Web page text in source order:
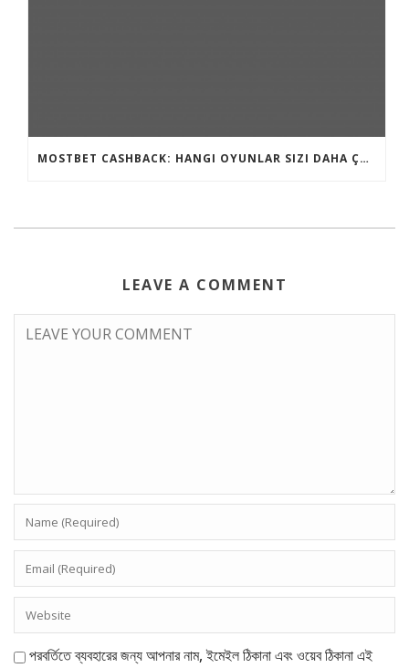
MOSTBET CASHBACK: HANGI OYUNLAR SIZI DAHA ÇOX QAZANA BILƏR?
LEAVE A COMMENT
পরবর্তিতে ব্যবহারের জন্য আপনার নাম, ইমেইল ঠিকানা এবং ওয়েব ঠিকানা এই